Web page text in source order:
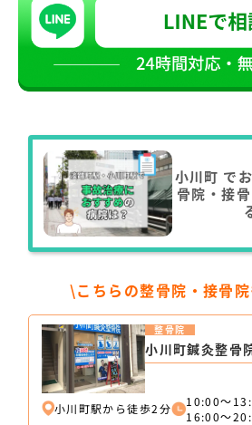
小川町 で
骨院・接
\こちらの整骨院・接骨
小川町鍼灸整骨
整骨院
小川町駅から徒歩2分
10:00～
16:00～